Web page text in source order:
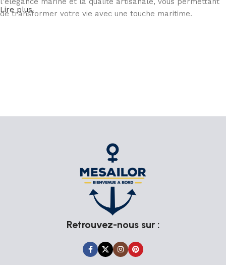
de transformer votre vie avec une touche maritime.
En optant pour nos articles de Personnalisés, vous soutenez
également ces artisans et contribuez à la préservation des
techniques artisanales traditionnelles. Nos produits ne sont
pas seulement décoratifs, ils racontent une histoire et
apportent une touche d’authenticité à votre quotidien.
Explorez notre Collection Personnalisés
Plongez dans notre collection et laissez-vous inspirer par la
Lire plus
Retrouvez-nous sur :